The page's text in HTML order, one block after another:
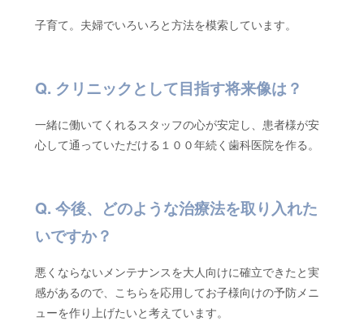
子育て。夫婦でいろいろと方法を模索しています。
クリニックとして目指す将来像は？
一緒に働いてくれるスタッフの心が安定し、患者様が安
心して通っていただける１００年続く歯科医院を作る。
今後、どのような治療法を取り入れた
いですか？
悪くならないメンテナンスを大人向けに確立できたと実
感があるので、こちらを応用してお子様向けの予防メニ
ューを作り上げたいと考えています。